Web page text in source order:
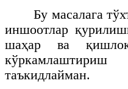
Бу масалага
иншоотлар
шаҳар ва
таъкидлайман.